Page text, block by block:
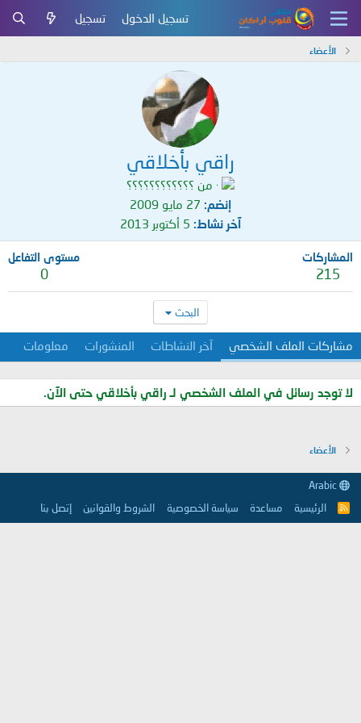
تسجيل الدخول تسجيل
الأعضاء
راقي بأخلاقي
· من ؟؟؟؟؟؟؟؟؟؟؟؟
إنضم 27 مايو 2009
آخر نشاط 5 أكتوبر 2013
المشاركات
215
مستوى التفاعل
0
البحث
مشاركات الملف الشخصي آخر النشاطات المنشورات معلومات
لا توجد رسائل في الملف الشخصي لـ راقي بأخلاقي حتى الآن.
الأعضاء
R
الرئيسية مساعدة سياسة الخصوصية الشروط والقوانين إتصل بنا